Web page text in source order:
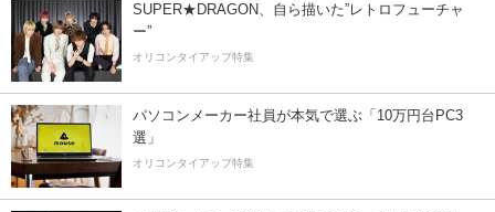
SUPER★DRAGON、自ら描いた”レトロフューチャ
ー”
オリコンタイアップ特集
パソコンメーカー社員が本気で選ぶ「10万円台PC3
選」
オリコンタイアップ特集